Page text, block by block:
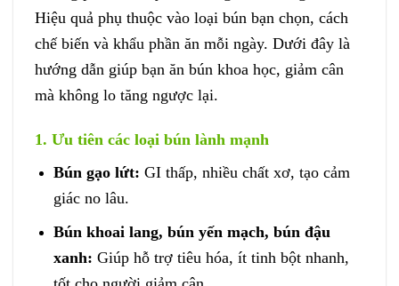
Hiệu quả phụ thuộc vào loại bún bạn chọn, cách
chế biến và khẩu phần ăn mỗi ngày. Dưới đây là
hướng dẫn giúp bạn ăn bún khoa học, giảm cân
mà không lo tăng ngược lại.
1. Ưu tiên các loại bún lành mạnh
Bún gạo lứt: GI thấp, nhiều chất xơ, tạo cảm
giác no lâu.
Bún khoai lang, bún yến mạch, bún đậu
xanh: Giúp hỗ trợ tiêu hóa, ít tinh bột nhanh,